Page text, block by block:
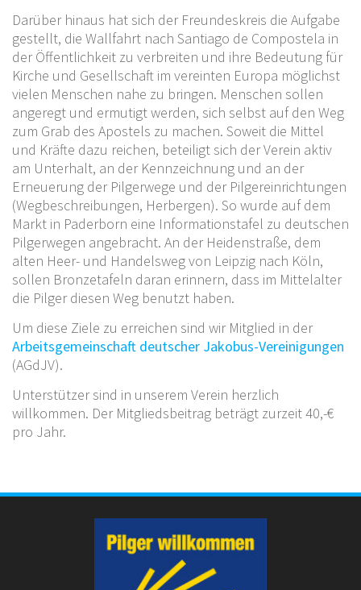
Darüber hinaus hat sich der Freundeskreis die Aufgabe
gestellt, die Wallfahrt nach Santiago de Compostela in
der Öffentlichkeit zu verbreiten und ihre Bedeutung für
Kirche und Gesellschaft im vereinten Europa möglichst
vielen Menschen nahe zu bringen. Menschen sollen
angeregt und ermutigt werden, sich selbst auf den Weg
zum Grab des Apostels zu machen. Soweit die Mittel
und Kräfte dazu reichen, beteiligt sich der Verein aktiv
am Unterhalt, an der Kennzeichnung und an der
Erneuerung der Pilgerwege und der Pilgereinrichtungen
(Wegbeschreibungen, Herbergen). So wurde auf dem
Markt in Paderborn eine Informationstafel zu deutschen
Pilgerwegen angebracht. An der Heidenstraße, dem
alten Heer- und Handelsweg von Leipzig nach Köln,
sollen Bronzetafeln daran erinnern, dass im Mittelalter
die Pilger diesen Weg benutzt haben.
Um diese Ziele zu erreichen sind wir Mitglied in der
Arbeitsgemeinschaft deutscher Jakobus-Vereinigungen
(AGdJV).
Unterstützer sind in unserem Verein herzlich
willkommen. Der Mitgliedsbeitrag beträgt zurzeit 40,-€
pro Jahr.